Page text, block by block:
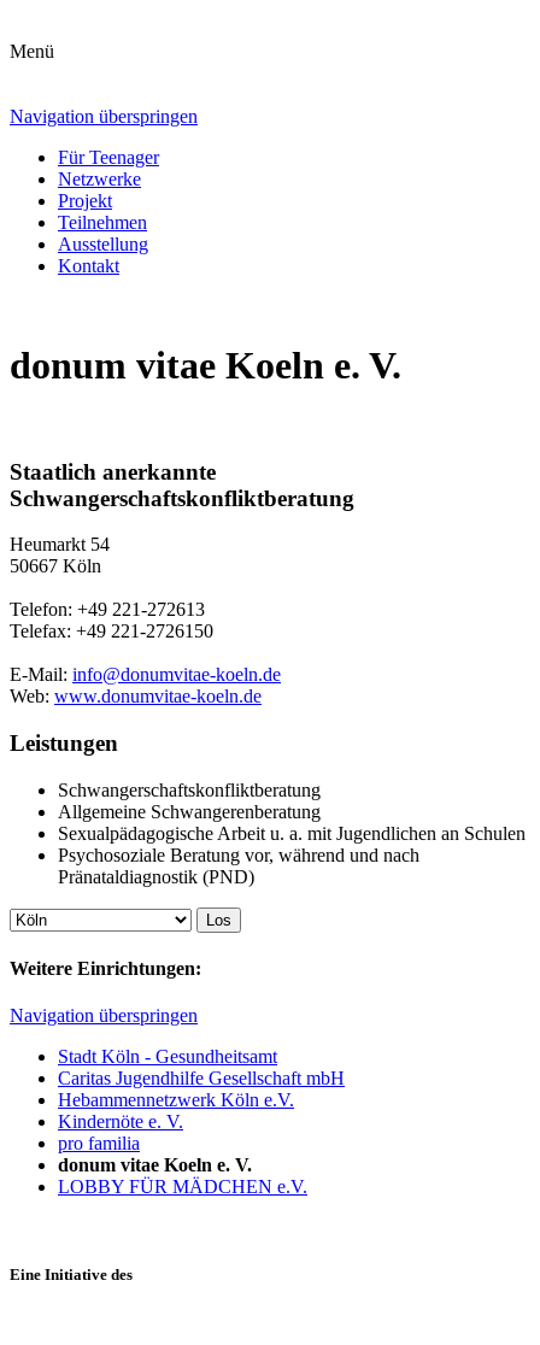
Menü
Navigation überspringen
Für Teenager
Netzwerke
Projekt
Teilnehmen
Ausstellung
Kontakt
donum vitae Koeln e. V.
Staatlich anerkannte
Schwangerschaftskonfliktberatung
Heumarkt 54
50667 Köln
Telefon: +49 221-272613
Telefax: +49 221-2726150
E-Mail: info@donumvitae-koeln.de
Web: www.donumvitae-koeln.de
Leistungen
Schwangerschaftskonfliktberatung
Allgemeine Schwangerenberatung
Sexualpädagogische Arbeit u. a. mit Jugendlichen an Schulen
Psychosoziale Beratung vor, während und nach
Pränataldiagnostik (PND)
Weitere Einrichtungen:
Navigation überspringen
Stadt Köln - Gesundheitsamt
Caritas Jugendhilfe Gesellschaft mbH
Hebammennetzwerk Köln e.V.
Kindernöte e. V.
pro familia
donum vitae Koeln e. V.
LOBBY FÜR MÄDCHEN e.V.
Eine Initiative des